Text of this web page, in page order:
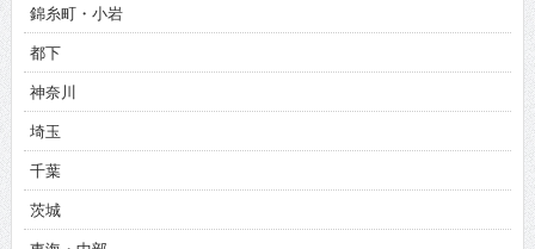
錦糸町・小岩
都下
神奈川
埼玉
千葉
茨城